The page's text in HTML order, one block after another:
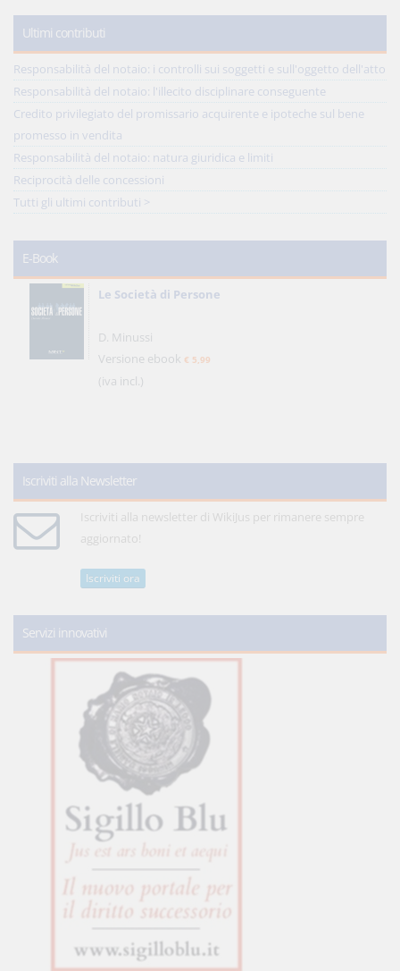
Ultimi contributi
Responsabilità del notaio: i controlli sui soggetti e sull'oggetto dell'atto
Responsabilità del notaio: l'illecito disciplinare conseguente
Credito privilegiato del promissario acquirente e ipoteche sul bene
promesso in vendita
Responsabilità del notaio: natura giuridica e limiti
Reciprocità delle concessioni
Tutti gli ultimi contributi >
E-Book
Le Società di Persone
D. Minussi
Versione ebook € 5,99
(iva incl.)
Iscriviti alla Newsletter
Iscriviti alla newsletter di WikiJus per rimanere sempre
aggiornato!
Iscriviti ora
Servizi innovativi